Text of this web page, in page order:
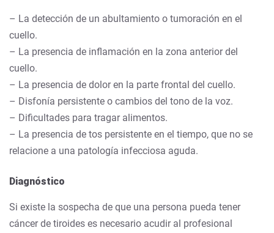
– La detección de un abultamiento o tumoración en el
cuello.
– La presencia de inflamación en la zona anterior del
cuello.
– La presencia de dolor en la parte frontal del cuello.
– Disfonía persistente o cambios del tono de la voz.
– Dificultades para tragar alimentos.
– La presencia de tos persistente en el tiempo, que no se
relacione a una patología infecciosa aguda.
Diagnóstico
Si existe la sospecha de que una persona pueda tener
cáncer de tiroides es necesario acudir al profesional